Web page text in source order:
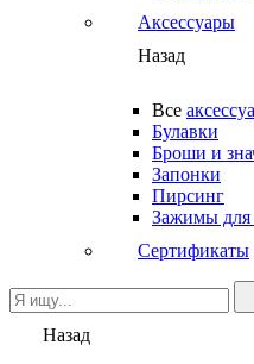
Аксессуары
Назад
Все
Булавки
Броши и
Запонки
Пирсинг
Зажимы для
Сертификаты
Назад